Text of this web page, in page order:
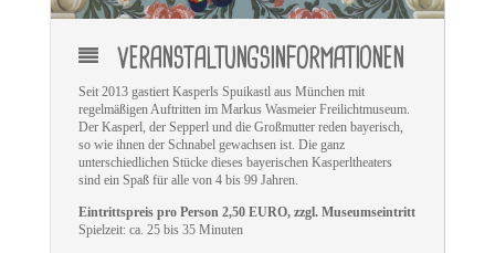
VERANSTALTUNGSINFORMATIONEN
Seit 2013 gastiert Kasperls Spuikastl aus München mit
regelmäßigen Auftritten im Markus Wasmeier Freilichtmuseum.
Der Kasperl, der Sepperl und die Großmutter reden bayerisch,
so wie ihnen der Schnabel gewachsen ist. Die ganz
unterschiedlichen Stücke dieses bayerischen Kasperltheaters
sind ein Spaß für alle von 4 bis 99 Jahren.
Eintrittspreis pro Person 2,50 EURO, zzgl. Museumseintritt
Spielzeit: ca. 25 bis 35 Minuten